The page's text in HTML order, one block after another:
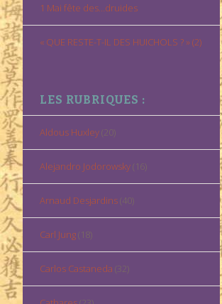
1 Mai fête des…druides
« QUE RESTE-T-IL DES HUICHOLS ? » (2)
LES RUBRIQUES :
Aldous Huxley(20)
Alejandro Jodorowsky(16)
Arnaud Desjardins(40)
Carl Jung(18)
Carlos Castaneda (32)